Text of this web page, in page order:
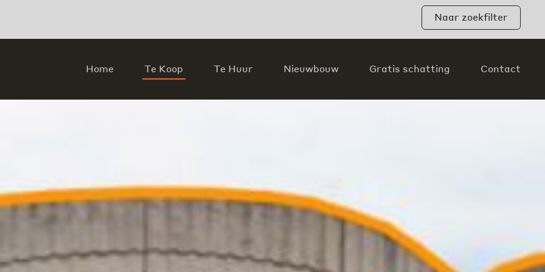
Naar zoekfilter
Home Te Koop Te Huur Nieuwbouw Gratis schatting Contact